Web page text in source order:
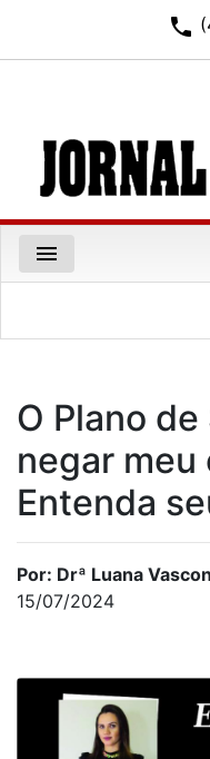
phone
menu
O Plano
negar meu
Entenda
Por: Drª Luana
15/07/2024